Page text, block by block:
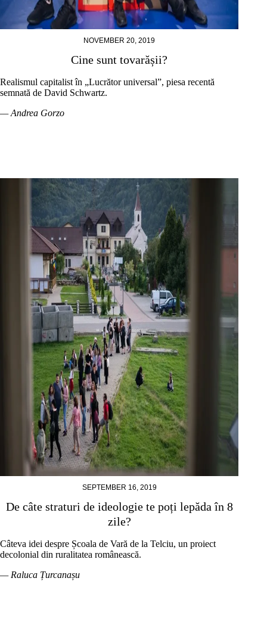
NOVEMBER 20, 2019
Cine sunt tovarășii?
Realismul capitalist în „Lucrător universal”, piesa recentă
semnată de David Schwartz.
— Andrea Gorzo
SEPTEMBER 16, 2019
De câte straturi de ideologie te poți lepăda în 8
zile?
Câteva idei despre Școala de Vară de la Telciu, un proiect
decolonial din ruralitatea românească.
— Raluca Țurcanașu